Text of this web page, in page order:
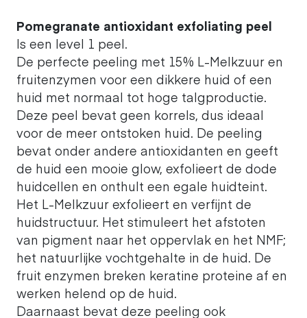
Pomegranate antioxidant exfoliating peel
Is een level 1 peel.
De perfecte peeling met 15% L-Melkzuur en
fruitenzymen voor een dikkere huid of een
huid met normaal tot hoge talgproductie.
Deze peel bevat geen korrels, dus ideaal
voor de meer ontstoken huid. De peeling
bevat onder andere antioxidanten en geeft
de huid een mooie glow, exfolieert de dode
huidcellen en onthult een egale huidteint.
Het L-Melkzuur exfolieert en verfijnt de
huidstructuur. Het stimuleert het afstoten
van pigment naar het oppervlak en het NMF;
het natuurlijke vochtgehalte in de huid. De
fruit enzymen breken keratine proteine af en
werken helend op de huid.
Daarnaast bevat deze peeling ook